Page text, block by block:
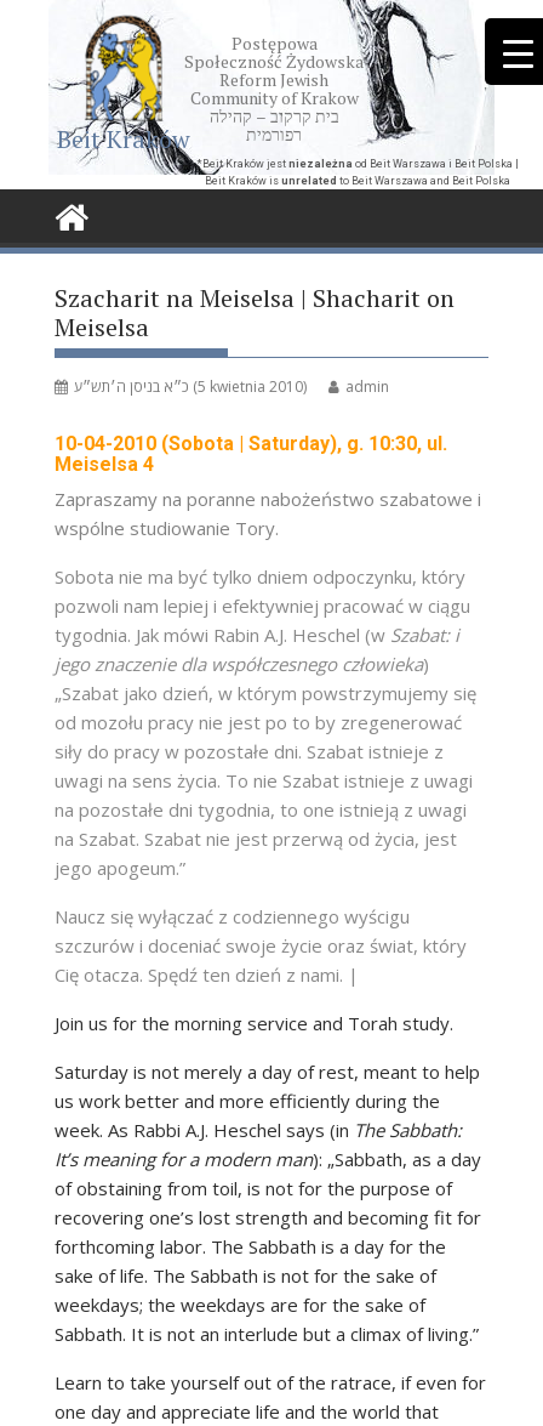
Beit Kraków
Postępowa
Społeczność Żydowska
Reform Jewish
Community of Krakow
בית קרקוב – קהילה
רפורמית
*Beit Kraków jest niezależna od Beit Warszawa i Beit Polska |
Beit Kraków is unrelated to Beit Warszawa and Beit Polska
Szacharit na Meiselsa | Shacharit on
Meiselsa
כ״א בניסן ה׳תש״ע (5 kwietnia 2010) admin
10-04-2010 (Sobota | Saturday), g. 10:30, ul.
Meiselsa 4
Zapraszamy na poranne nabożeństwo szabatowe i
wspólne studiowanie Tory.
Sobota nie ma być tylko dniem odpoczynku, który
pozwoli nam lepiej i efektywniej pracować w ciągu
tygodnia. Jak mówi Rabin A.J. Heschel (w Szabat: i
jego znaczenie dla współczesnego człowieka)
„Szabat jako dzień, w którym powstrzymujemy się
od mozołu pracy nie jest po to by zregenerować
siły do pracy w pozostałe dni. Szabat istnieje z
uwagi na sens życia. To nie Szabat istnieje z uwagi
na pozostałe dni tygodnia, to one istnieją z uwagi
na Szabat. Szabat nie jest przerwą od życia, jest
jego apogeum.”
Naucz się wyłączać z codziennego wyścigu
szczurów i doceniać swoje życie oraz świat, który
Cię otacza. Spędź ten dzień z nami. |
Join us for the morning service and Torah study.
Saturday is not merely a day of rest, meant to help
us work better and more efficiently during the
week. As Rabbi A.J. Heschel says (in The Sabbath:
It’s meaning for a modern man): „Sabbath, as a day
of obstaining from toil, is not for the purpose of
recovering one’s lost strength and becoming fit for
forthcoming labor. The Sabbath is a day for the
sake of life. The Sabbath is not for the sake of
weekdays; the weekdays are for the sake of
Sabbath. It is not an interlude but a climax of living.”
Learn to take yourself out of the ratrace, if even for
one day and appreciate life and the world that